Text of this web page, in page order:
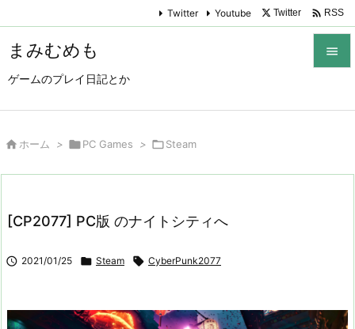
まみむめも
ゲームのプレイ日記とか

Twitter Youtube Twitter  RSS
 ホーム > PC Games > Steam
[CP2077] PC版 のナイトシティへ
 2021/01/25  Steam  CyberPunk2077